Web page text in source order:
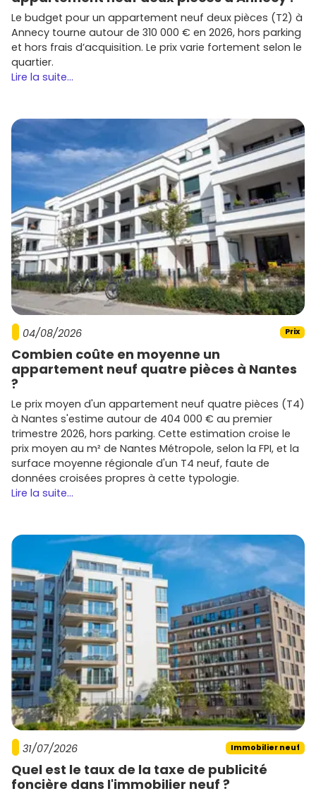
Le budget pour un appartement neuf deux pièces (T2) à
Annecy tourne autour de 310 000 € en 2026, hors parking
et hors frais d’acquisition. Le prix varie fortement selon le
quartier.
Lire la suite...
04/08/2026 Prix
Combien coûte en moyenne un
appartement neuf quatre pièces à Nantes
?
Le prix moyen d'un appartement neuf quatre pièces (T4)
à Nantes s'estime autour de 404 000 € au premier
trimestre 2026, hors parking. Cette estimation croise le
prix moyen au m² de Nantes Métropole, selon la FPI, et la
surface moyenne régionale d'un T4 neuf, faute de
données croisées propres à cette typologie.
Lire la suite...
31/07/2026 Immobilier neuf
Quel est le taux de la taxe de publicité
foncière dans l'immobilier neuf ?